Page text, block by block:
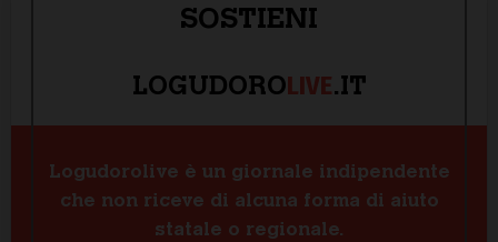
SOSTIENI
LOGUDOROLIVE.IT
Logudorolive è un giornale indipendente
che non riceve di alcuna forma di aiuto
statale o regionale.